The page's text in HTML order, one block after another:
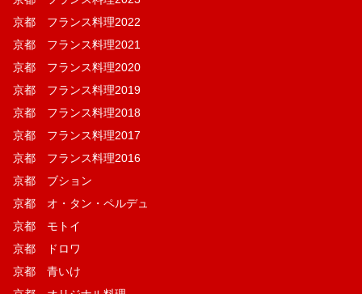
京都 フランス料理2022
京都 フランス料理2021
京都 フランス料理2020
京都 フランス料理2019
京都 フランス料理2018
京都 フランス料理2017
京都 フランス料理2016
京都 ブション
京都 オ・タン・ペルデュ
京都 モトイ
京都 ドロワ
京都 青いけ